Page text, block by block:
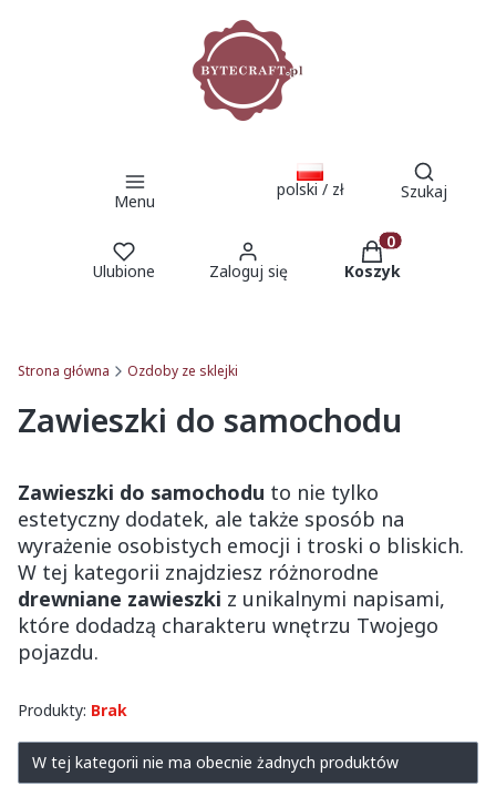
Menu
polski / zł
Otwórz
Szukaj
Ulubione Zaloguj się
Produkty w
Koszyk
Strona główna Ozdoby ze sklejki
Zawieszki do samochodu
Zawieszki do samochodu to nie tylko
estetyczny dodatek, ale także sposób na
wyrażenie osobistych emocji i troski o bliskich.
W tej kategorii znajdziesz różnorodne
drewniane zawieszki z unikalnymi napisami,
które dodadzą charakteru wnętrzu Twojego
pojazdu.
Produkty: Brak
Lista produktów
W tej kategorii nie ma obecnie żadnych produktów